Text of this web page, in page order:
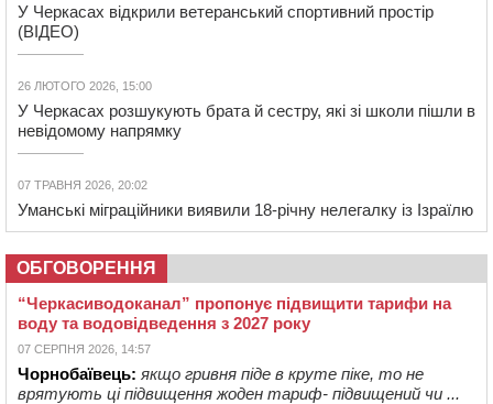
У Черкасах відкрили ветеранський спортивний простір
(ВІДЕО)
26 ЛЮТОГО 2026, 15:00
У Черкасах розшукують брата й сестру, які зі школи пішли в
невідомому напрямку
07 ТРАВНЯ 2026, 20:02
Уманські міграційники виявили 18-річну нелегалку із Ізраїлю
ОБГОВОРЕННЯ
“Черкасиводоканал” пропонує підвищити тарифи на
воду та водовідведення з 2027 року
07 СЕРПНЯ 2026, 14:57
Чорнобаївець: якщо гривня піде в круте піке, то не
врятують ці підвищення жоден тариф- підвищений чи ...